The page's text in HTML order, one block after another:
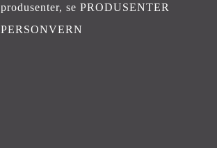
produsenter, sePRODUSENTER
PERSONVERN